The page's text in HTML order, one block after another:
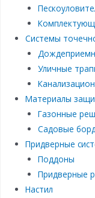
Системы
Уличные
Материалы
Газонные
Садовые
Придверные
Поддоны
Придверные
Настил